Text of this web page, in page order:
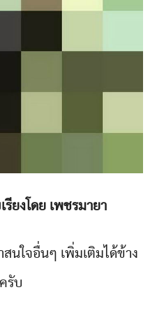
รียงโดย เพชรมายา
สนใจอื่นๆ เพิ่มเติมได้ข้าง
รับ